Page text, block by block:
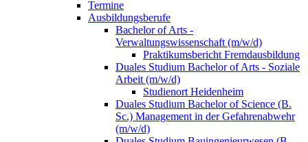
Termine
Ausbildungsberufe
Bachelor of Arts -
Verwaltungswissenschaft (m/w/d)
Praktikumsbericht Fremdausbildung
Duales Studium Bachelor of Arts - Soziale
Arbeit (m/w/d)
Studienort Heidenheim
Duales Studium Bachelor of Science (B.
Sc.) Management in der Gefahrenabwehr
(m/w/d)